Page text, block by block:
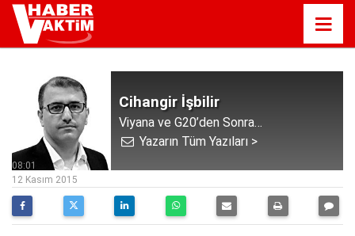
Cihangir İşbilir
Viyana ve G20’den Sonra…
Yazarın Tüm Yazıları >
08:01
12 Kasım 2015